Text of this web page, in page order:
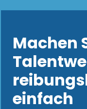
Machen
einfach